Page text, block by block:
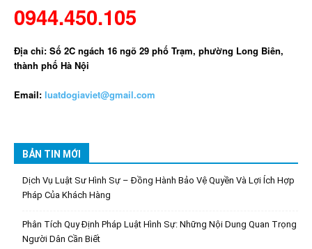
0944.450.105
Địa chỉ: Số 2C ngách 16 ngõ 29 phố Trạm, phường Long Biên,
thành phố Hà Nội
Email: luatdogiaviet@gmail.com
BẢN TIN MỚI
Dịch Vụ Luật Sư Hình Sự – Đồng Hành Bảo Vệ Quyền Và Lợi Ích Hợp
Pháp Của Khách Hàng
Phân Tích Quy Định Pháp Luật Hình Sự: Những Nội Dung Quan Trọng
Người Dân Cần Biết